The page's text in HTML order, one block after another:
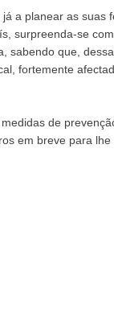
a planear as suas
surpreenda-se
sabendo que,
fortemente
de
em breve para